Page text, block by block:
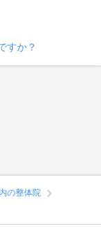
すか？
の整体院